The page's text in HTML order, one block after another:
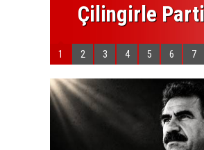
Çilingirle
1 2 3 4 5 6 7